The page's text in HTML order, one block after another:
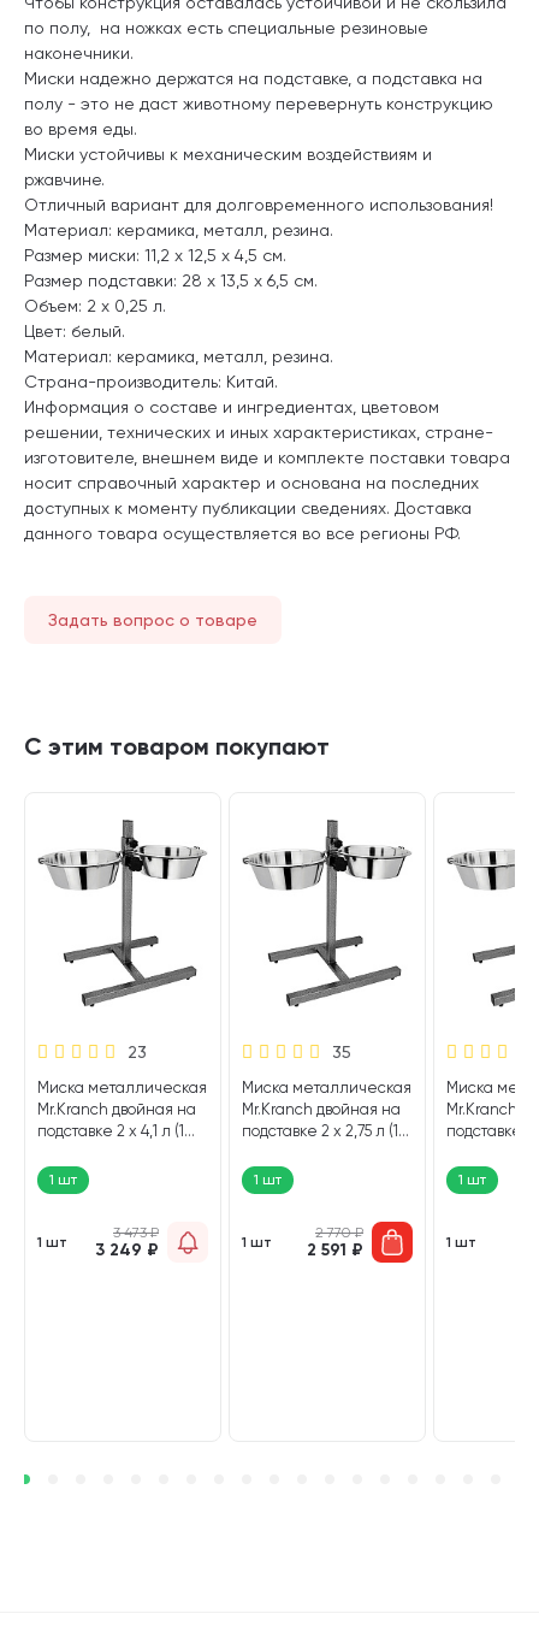
по полу, на ножках есть специальные резиновые
наконечники.
Миски надежно держатся на подставке, а подставка на
полу - это не даст животному перевернуть конструкцию
во время еды.
Миски устойчивы к механическим воздействиям и
ржавчине.
Отличный вариант для долговременного использования!
Материал: керамика, металл, резина.
Размер миски: 11,2 х 12,5 х 4,5 см.
Размер подставки: 28 х 13,5 х 6,5 см.
Объем: 2 х 0,25 л.
Цвет: белый.
Материал: керамика, металл, резина.
Страна-производитель: Китай.
Информация о составе и ингредиентах, цветовом
решении, технических и иных характеристиках, стране-
изготовителе, внешнем виде и комплекте поставки товара
носит справочный характер и основана на последних
доступных к моменту публикации сведениях. Доставка
данного товара осуществляется во все регионы РФ.
Задать вопрос о товаре
С этим товаром покупают
23
Миска металлическая
Mr.Kranch двойная на
подставке 2 х 4,1 л (1
1 шт
1 шт
3 473₽
3 249 ₽
35
Миска металлическая
Mr.Kranch двойная на
подставке 2 х 2,75 л (1
1 шт
1 шт
2 770₽
2 591 ₽
Миска
Mr.Kranch
подставке 2
1 шт
1 шт